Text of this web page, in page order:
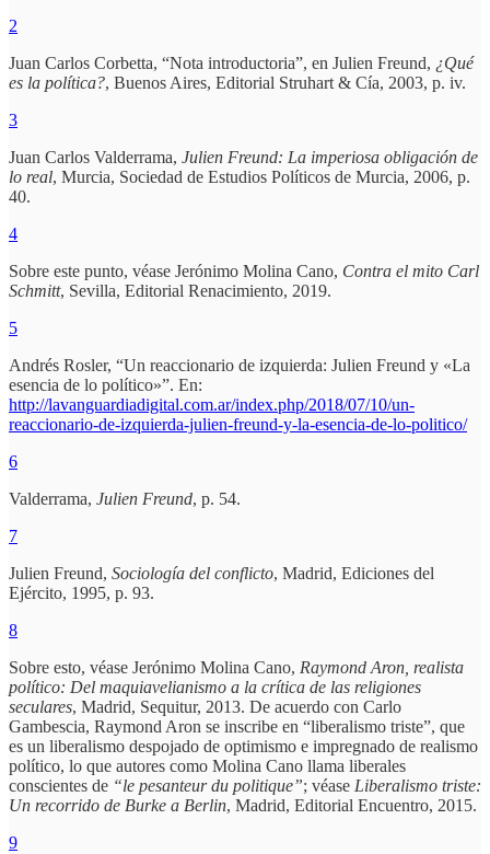
2
Juan Carlos Corbetta, “Nota introductoria”, en Julien Freund, ¿Qué
es la política?, Buenos Aires, Editorial Struhart & Cía, 2003, p. iv.
3
Juan Carlos Valderrama, Julien Freund: La imperiosa obligación de
lo real, Murcia, Sociedad de Estudios Políticos de Murcia, 2006, p.
40.
4
Sobre este punto, véase Jerónimo Molina Cano, Contra el mito Carl
Schmitt, Sevilla, Editorial Renacimiento, 2019.
5
Andrés Rosler, “Un reaccionario de izquierda: Julien Freund y «La
esencia de lo político»”. En:
http://lavanguardiadigital.com.ar/index.php/2018/07/10/un-
reaccionario-de-izquierda-julien-freund-y-la-esencia-de-lo-politico/
6
Valderrama, Julien Freund, p. 54.
7
Julien Freund, Sociología del conflicto, Madrid, Ediciones del
Ejército, 1995, p. 93.
8
Sobre esto, véase Jerónimo Molina Cano, Raymond Aron, realista
político: Del maquiavelianismo a la crítica de las religiones
seculares, Madrid, Sequitur, 2013. De acuerdo con Carlo
Gambescia, Raymond Aron se inscribe en “liberalismo triste”, que
es un liberalismo despojado de optimismo e impregnado de realismo
político, lo que autores como Molina Cano llama liberales
conscientes de “le pesanteur du politique”; véase Liberalismo triste:
Un recorrido de Burke a Berlin, Madrid, Editorial Encuentro, 2015.
9